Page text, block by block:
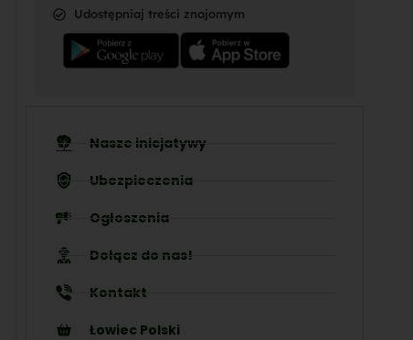
Udostępniaj treści znajomym
Nasze inicjatywy
Ubezpieczenia
Ogłoszenia
Dołącz do nas!
Kontakt
Łowiec Polski